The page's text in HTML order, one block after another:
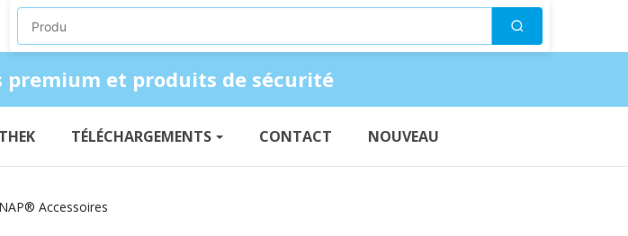
Produkte suchen Suchen
premium et produits de sécurité
TÉLÉCHARGEMENTS CONTACT NOUVEAU
Accessoires